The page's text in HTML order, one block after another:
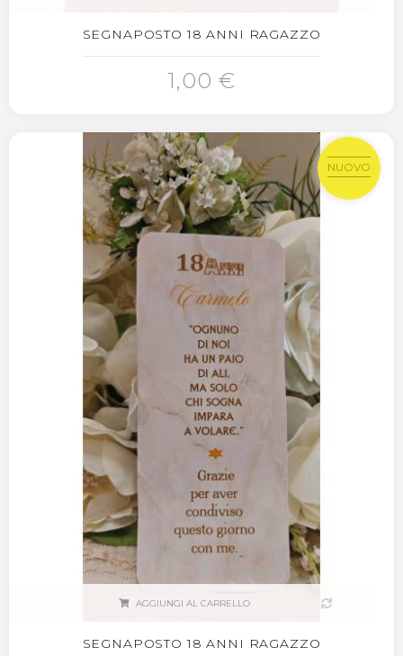
SEGNAPOSTO 18 ANNI RAGAZZO
1,00 €
NUOVO
AGGIUNGI AL CARRELLO
SEGNAPOSTO 18 ANNI RAGAZZO